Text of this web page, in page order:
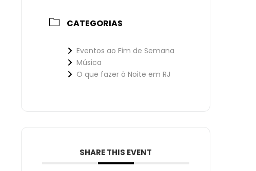
CATEGORIAS
Eventos ao Fim de Semana
Música
O que fazer à Noite em RJ
SHARE THIS EVENT